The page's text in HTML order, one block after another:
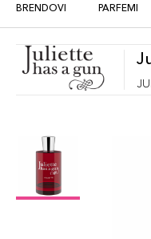
BRENDOVI PARFEMI